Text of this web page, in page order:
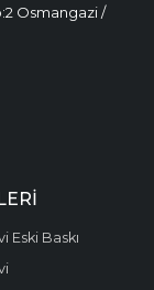
Osmangazi /
Eski Baskı